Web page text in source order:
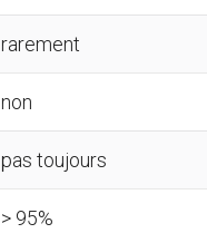
rarement
non
pas toujours
> 95%